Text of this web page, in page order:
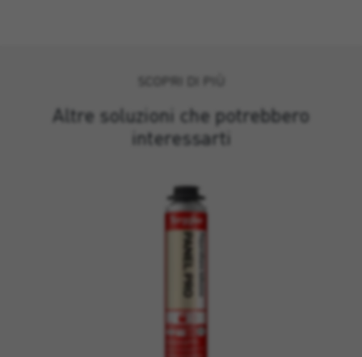
Altre soluzioni che potrebbero
interessarti